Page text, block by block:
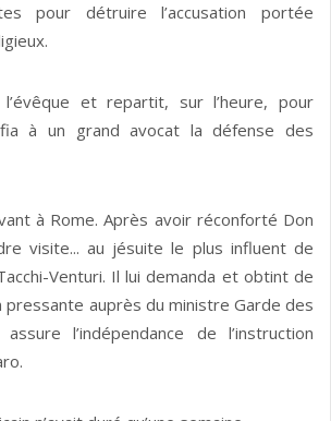
pour détruire l’accusation portée
et repartit, sur l’heure, pour
à un grand avocat la défense des
à Rome. Après avoir réconforté Don
visite... au jésuite le plus influent de
Venturi. Il lui demanda et obtint de
pressante auprès du ministre Garde des
l’indépendance de l’instruction